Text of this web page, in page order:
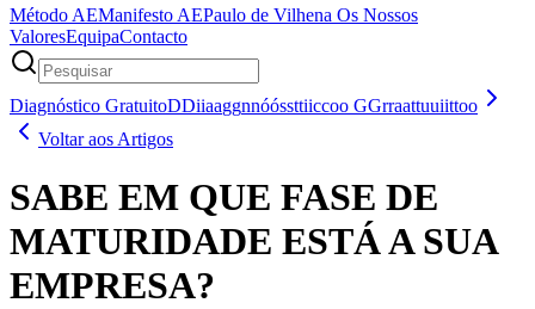
Método AEManifesto AEPaulo de Vilhena Os Nossos
ValoresEquipaContacto
Diagnóstico GratuitoDDiiaaggnnóóssttiiccoo GGrraattuuiittoo
Voltar aos Artigos
SABE EM QUE FASE DE
MATURIDADE ESTÁ A SUA
EMPRESA?